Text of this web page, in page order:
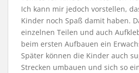
Ich kann mir jedoch vorstellen,
Kinder noch Spaß damit haben.
einzelnen Teilen und auch
beim ersten Aufbauen ein
Später können die Kinder auch
Strecken umbauen und sich so